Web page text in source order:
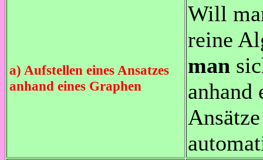
a) Aufstellen eines Ansatzes
anhand eines Graphen
Will
reine
man
anhand